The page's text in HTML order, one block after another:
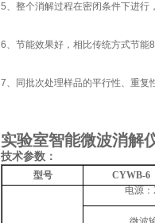
5、整个消解过程在密闭条件下进行
6、节能效果好，相比传统方式节能
7、同批次处理样品的平行性、重复
实验室智能微波消解
技术参数：
型号 CYWB-6
电源：